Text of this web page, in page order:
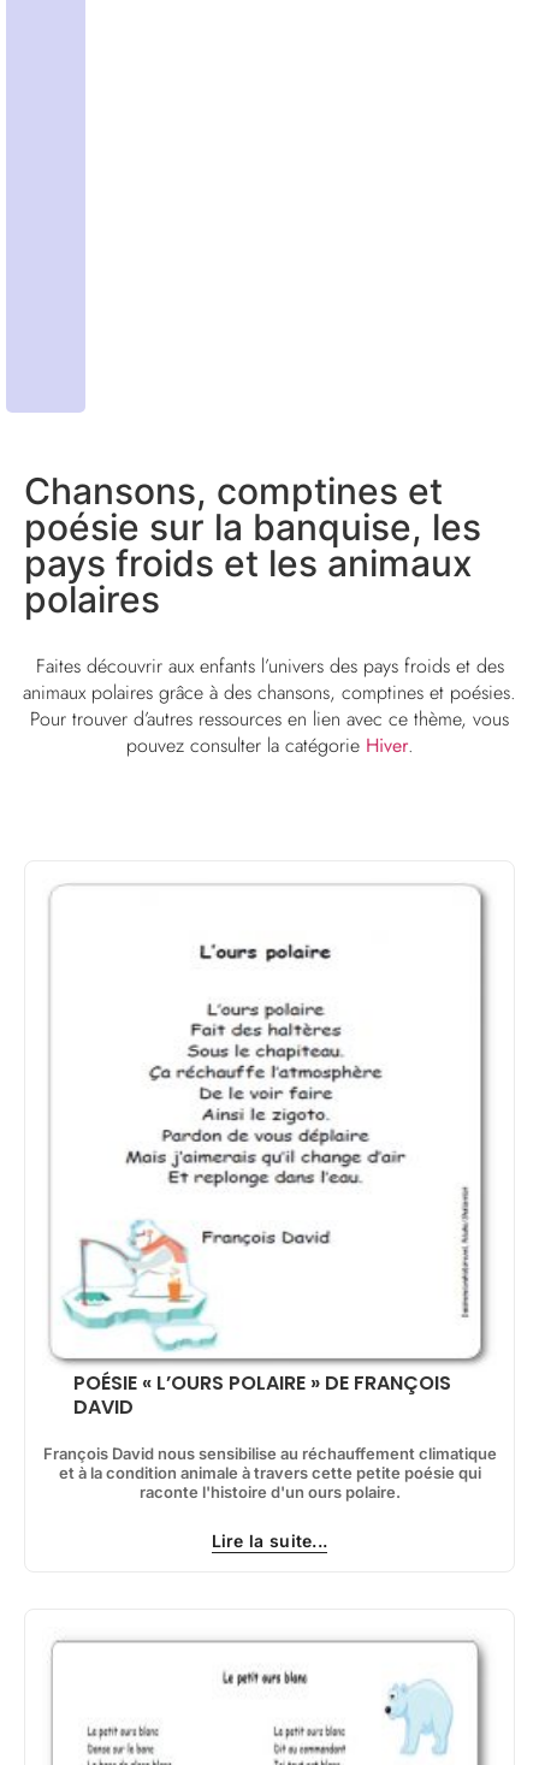
Chansons, comptines et
poésie sur la banquise, les
pays froids et les animaux
polaires
Faites découvrir aux enfants l’univers des pays froids et des
animaux polaires grâce à des chansons, comptines et poésies.
Pour trouver d’autres ressources en lien avec ce thème, vous
pouvez consulter la catégorie Hiver.
POÉSIE « L’OURS POLAIRE » DE FRANÇOIS
DAVID
François David nous sensibilise au réchauffement climatique
et à la condition animale à travers cette petite poésie qui
raconte l'histoire d'un ours polaire.
Lire la suite...